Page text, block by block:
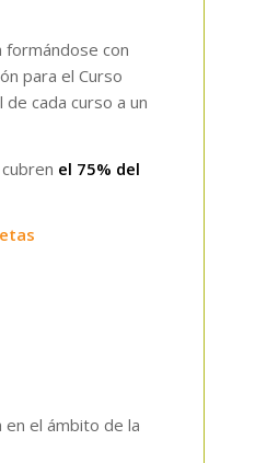
con
para el Curso
cada curso a un
el 75% del
en el ámbito de la